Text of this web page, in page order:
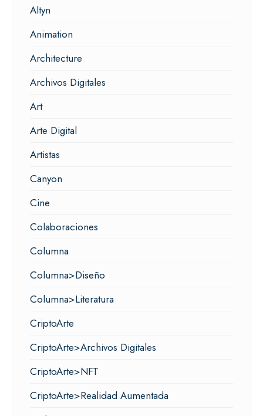
Altyn
Animation
Architecture
Archivos Digitales
Art
Arte Digital
Artistas
Canyon
Cine
Colaboraciones
Columna
Columna>Diseño
Columna>Literatura
CriptoArte
CriptoArte>Archivos Digitales
CriptoArte>NFT
CriptoArte>Realidad Aumentada